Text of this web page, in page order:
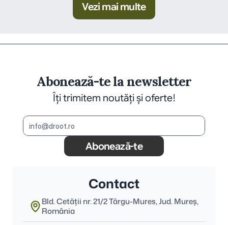
Vezi mai multe
Abonează-te la newsletter
Îți trimitem noutăți și oferte!
Abonează-te
Contact
Bld. Cetății nr. 21/2 Târgu-Mures, Jud. Mureş,
România